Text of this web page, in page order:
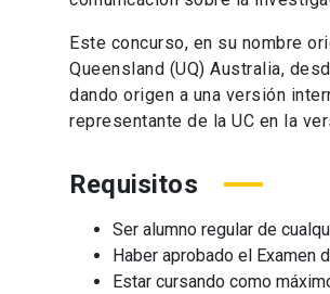
Este concurso, en su nombre
Queensland (UQ) Australia,
dando origen a una versión
representante de la UC en la
Requisitos
Ser alumno regular de
Haber aprobado el Examen
Estar cursando como